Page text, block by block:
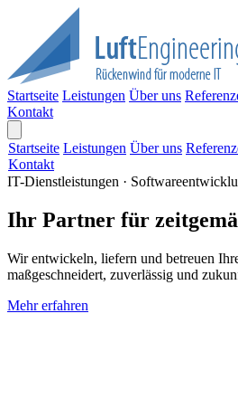
Startseite Leistungen Über uns
Kontakt
Startseite Leistungen Über uns
Kontakt
IT-Dienstleistungen ·
Ihr Partner für
Wir entwickeln, liefern und betreuen
maßgeschneidert, zuverlässig und
Mehr erfahren